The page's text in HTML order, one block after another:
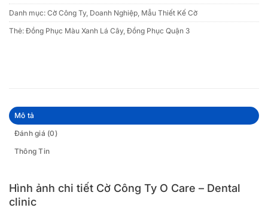
Danh mục: Cờ Công Ty, Doanh Nghiệp Mẫu Thiết Kế Cờ
Thẻ: Đồng Phục Màu Xanh Lá Cây, Đồng Phục Quận 3
Mô tả
Đánh giá (0)
Thông Tin
Hình ảnh chi tiết Cờ Công Ty O Care – Dental
clinic